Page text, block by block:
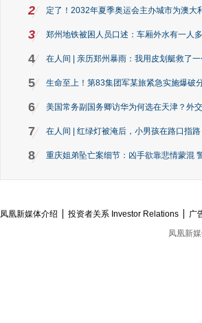
2 定了！2032年夏季奥运会主办城市为澳大
3 郑州地铁被困人员口述：车厢外水有一人
4 在人间 | 亲历郑州暴雨：我用皮划艇救了一
5 生命至上！第83集团军某旅紧急实施爆破
6 美国常务副国务卿访华为何选在天津？外
7 在人间 | 红绿灯被淹后，小男孩在路口指
8 重庆姐弟坠亡案细节：凶手欲靠悲情蒙混
凤凰新媒体介绍 投资者关系 Investor Relations 广
凤凰新